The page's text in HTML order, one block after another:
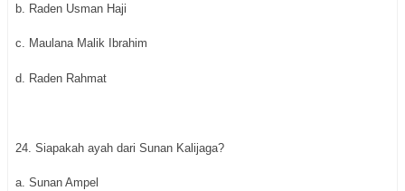
b. Raden Usman Haji
c. Maulana Malik Ibrahim
d. Raden Rahmat
24. Siapakah ayah dari Sunan Kalijaga?
a. Sunan Ampel